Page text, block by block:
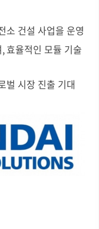
소 건설 사업을 운영
효율적인 모듈 기술
벌 시장 진출 기대